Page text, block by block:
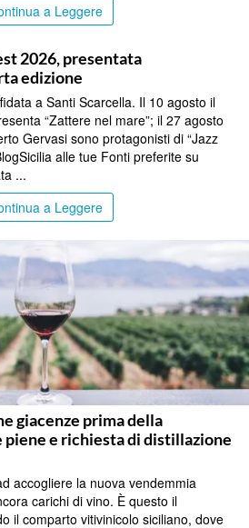
a Leggere
2026, presentata
edizione
a Santi Scarcella. Il 10 agosto il
“Zattere nel mare”; il 27 agosto
Gervasi sono protagonisti di “Jazz
alle tue Fonti preferite su
...
a Leggere
giacenze prima della
e richiesta di distillazione
accogliere la nuova vendemmia
carichi di vino. È questo il
il comparto vitivinicolo siciliano, dove